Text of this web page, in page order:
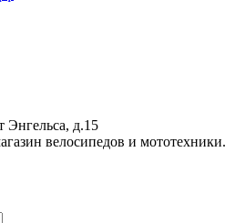
Энгельса, д.15
велосипедов и мототехники.